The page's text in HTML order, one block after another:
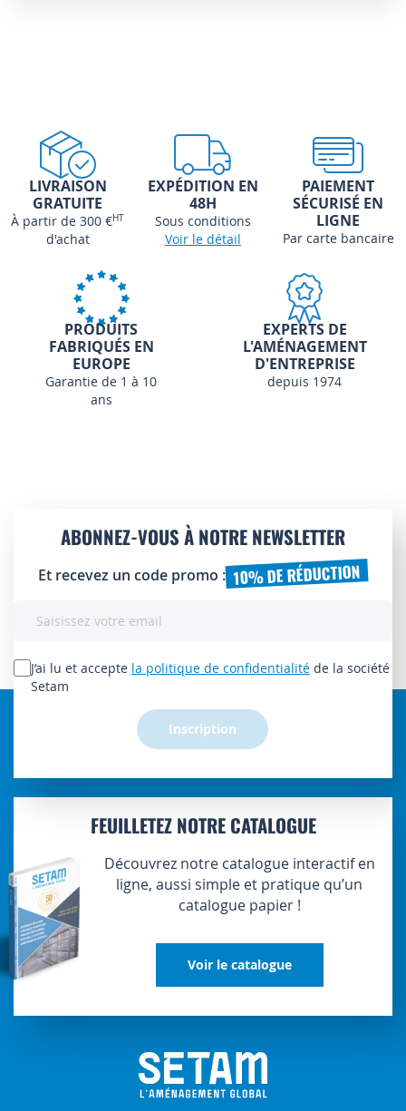
LIVRAISON
GRATUITE
À partir de 300 €HT
d'achat
EXPÉDITION EN
48H
Sous conditions
Voir le détail
PAIEMENT
SÉCURISÉ EN
LIGNE
Par carte bancaire
PRODUITS
FABRIQUÉS EN
EUROPE
Garantie de 1 à 10
ans
EXPERTS DE
L'AMÉNAGEMENT
D'ENTREPRISE
depuis 1974
ABONNEZ-VOUS À NOTRE NEWSLETTER
Et recevez un code promo : 10% DE RÉDUCTION
lettre
d’information
J’ai lu et accepte la politique de confidentialité de la société
Setam
Inscription
FEUILLETEZ NOTRE CATALOGUE
Découvrez notre catalogue interactif en
ligne, aussi simple et pratique qu’un
catalogue papier !
Voir le catalogue